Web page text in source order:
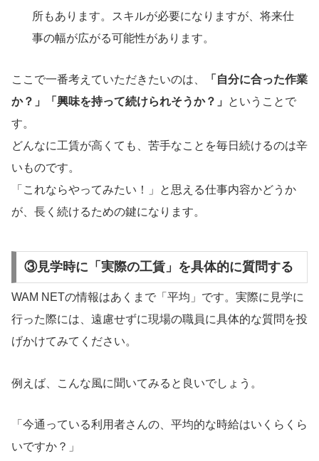
所もあります。スキルが必要になりますが、将来仕
事の幅が広がる可能性があります。
ここで一番考えていただきたいのは、
「自分に合った作業
か？」「興味を持って続けられそうか？」
ということで
す。
どんなに工賃が高くても、苦手なことを毎日続けるのは辛
いものです。
「これならやってみたい！」と思える仕事内容かどうか
が、長く続けるための鍵になります。
③見学時に「実際の工賃」を具体的に質問する
WAM NETの情報はあくまで「平均」です。実際に見学に
行った際には、遠慮せずに現場の職員に具体的な質問を投
げかけてみてください。
例えば、こんな風に聞いてみると良いでしょう。
「今通っている利用者さんの、平均的な時給はいくらくら
いですか？」